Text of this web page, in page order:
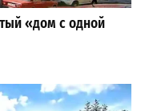
«дом с одной